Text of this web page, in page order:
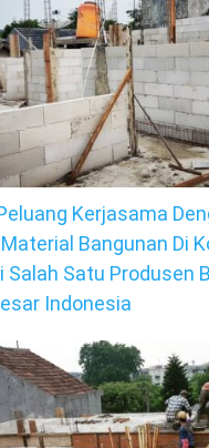
Kerjasama
Bangunan Di
Salah Satu Produsen
Indonesia